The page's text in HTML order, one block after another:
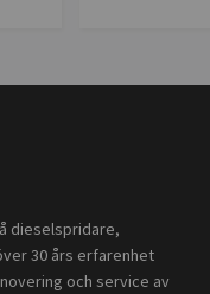
dieselspridare,
30 års erfarenhet
och service av